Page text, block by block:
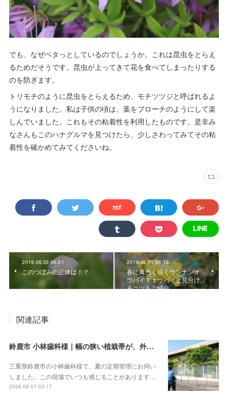
でも、なぜベタっとしているのでしょうか。これは昆虫をとらえ
るためだそうです。昆虫が上ってきて花を食べてしまったりする
のを防ぎます。
トリモチのように昆虫をとらえるため、モチツツジと呼ばれるよ
うになりました。私は子供の頃は、葉をブローチのようにして楽
しんでいました。これもその粘着性を利用したものです。是非み
なさんもこのハナグルマを見つけたら、少しさわってみてその粘
着性を確かめてみてくださいね。
2019.06.03 06:21
このつぼみの正体は！？
2019.06.01 06:16
春に黄色く咲くウンナンオ
ウバイ！オウバイと見分け
るコツもご紹介
関連記事
鈴鹿市 小林歯科様｜幅の狭い植栽帯が、外から見ると緑の壁になる
三重県鈴鹿市の小林歯科様で、夏の定期管理にお伺い
しました。この現場でいつも感じることがあります…
2026.08.07 03:17